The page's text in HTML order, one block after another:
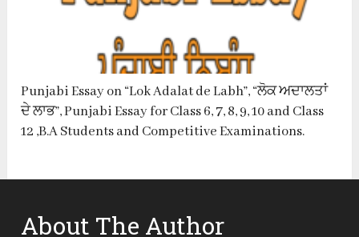
Punjabi Essay on “Lok Adalat de Labh”, “ਲੋਕ ਅਦਾਲਤਾਂ
ਦੇ ਲਾਭ”, Punjabi Essay for Class 6, 7, 8, 9, 10 and Class
12 ,B.A Students and Competitive Examinations.
About The Author